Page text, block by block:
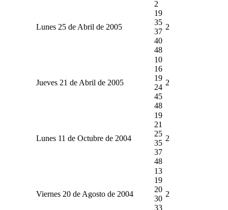
Lunes 25 de Abril de 2005
2
19
35
37
40
48
2
Jueves 21 de Abril de 2005
10
16
19
24
45
48
2
Lunes 11 de Octubre de 2004
19
21
25
35
37
48
2
Viernes 20 de Agosto de 2004
13
19
20
30
33
2